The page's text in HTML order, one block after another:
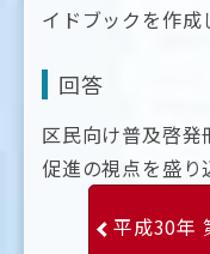
イドブックを作成
回答
区民向け普及啓
促進の視点を盛り
平成30年 第2回